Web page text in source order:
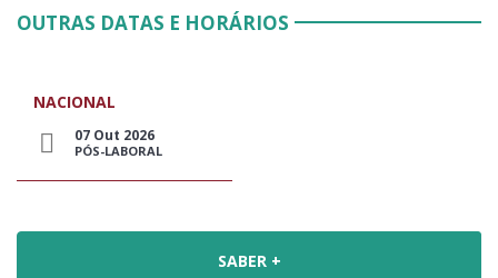
OUTRAS DATAS E HORÁRIOS
NACIONAL
07 Out 2026
PÓS-LABORAL
SABER +